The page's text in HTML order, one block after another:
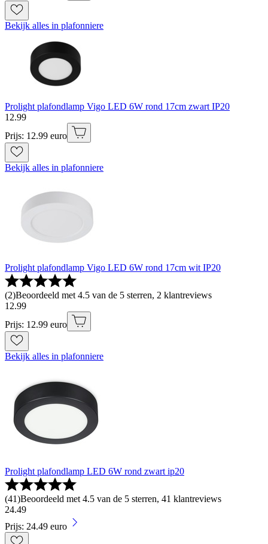
Bekijk alles in plafonniere
Prolight plafondlamp Vigo LED 6W rond 17cm zwart IP20
12.99
Prijs: 12.99 euro
Bekijk alles in plafonniere
Prolight plafondlamp Vigo LED 6W rond 17cm wit IP20
(2)Beoordeeld met 4.5 van de 5 sterren, 2 klantreviews
12.99
Prijs: 12.99 euro
Bekijk alles in plafonniere
Prolight plafondlamp LED 6W rond zwart ip20
(41)Beoordeeld met 4.5 van de 5 sterren, 41 klantreviews
24.49
Prijs: 24.49 euro